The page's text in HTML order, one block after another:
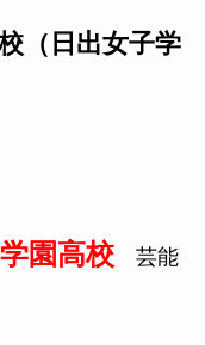
（日出女子学
園高校芸能